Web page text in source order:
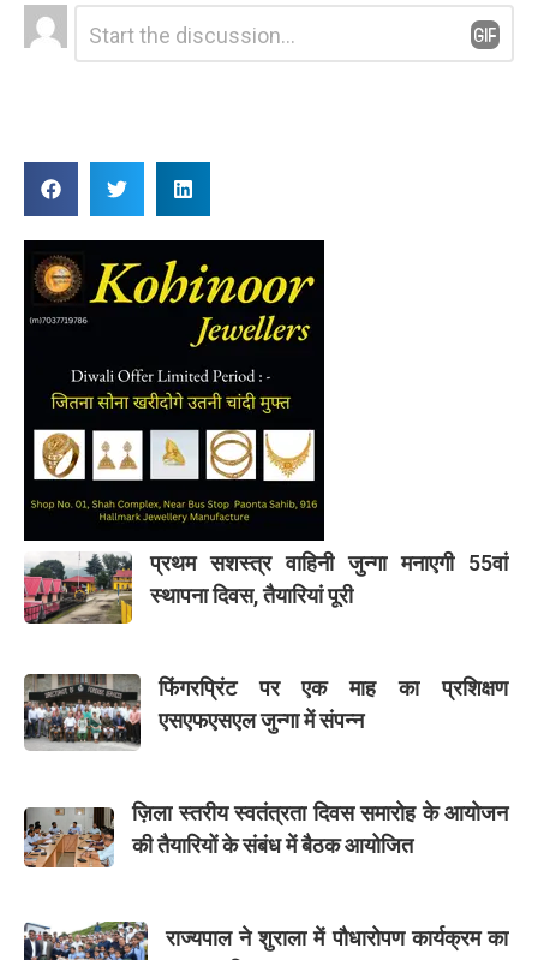
Leave
a
Comment
प्रथम सशस्त्र वाहिनी जुन्गा मनाएगी 55वां
स्थापना दिवस, तैयारियां पूरी
फिंगरप्रिंट पर एक माह का प्रशिक्षण
एसएफएसएल जुन्गा में संपन्न
ज़िला स्तरीय स्वतंत्रता दिवस समारोह के आयोजन
की तैयारियों के संबंध में बैठक आयोजित
राज्यपाल ने शुराला में पौधारोपण कार्यक्रम का